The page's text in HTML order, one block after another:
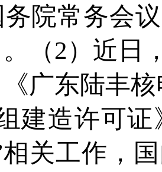
院常务会
（2）近日
广东陆丰
建造许可
相关工作，